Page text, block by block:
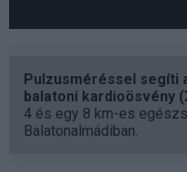
Pulzusméréssel segíti
balatoni kardioösvény
4 és egy 8 km-es
Balatonalmádiban.